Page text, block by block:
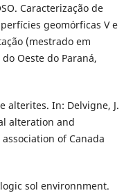
Caracterização de
geomórficas V e
(mestrado em
Oeste do Paraná,
alterites. In: Delvigne, J.
alteration and
of Canada
sol environnment.